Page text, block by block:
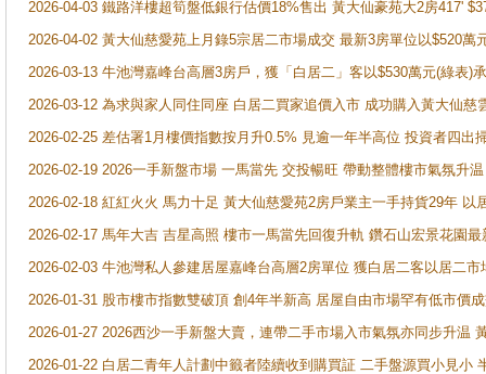
2026-04-03 鐵路洋樓超筍盤低銀行估價18%售出 黃大仙豪苑大2房417'
2026-04-02 黃大仙慈愛苑上月錄5宗居二市場成交 最新3房單位以$520萬
2026-03-13 牛池灣嘉峰台高層3房戶，獲「白居二」客以$530萬元(綠表)
2026-03-12 為求與家人同住同座 白居二買家追價入市 成功購入黃大仙
2026-02-25 差估署1月樓價指數按月升0.5% 見逾一年半高位 投資者四
2026-02-19 2026一手新盤市場 一馬當先 交投暢旺 帶動整體樓市氣氛升
2026-02-18 紅紅火火 馬力十足 黃大仙慈愛苑2房戶業主一手持貨29年 以
2026-02-17 馬年大吉 吉星高照 樓市一馬當先回復升軌 鑽石山宏景花園
2026-02-03 牛池灣私人參建居屋嘉峰台高層2房單位 獲白居二客以居二市
2026-01-31 股市樓市指數雙破頂 創4年半新高 居屋自由市場罕有低市價
2026-01-27 2026西沙一手新盤大賣，連帶二手市場入市氣氛亦同步升温
2026-01-22 白居二青年人計劃中籤者陸續收到購買証 二手盤源買小見小